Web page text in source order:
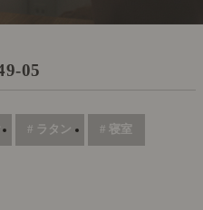
05
# ラタン # 寝室